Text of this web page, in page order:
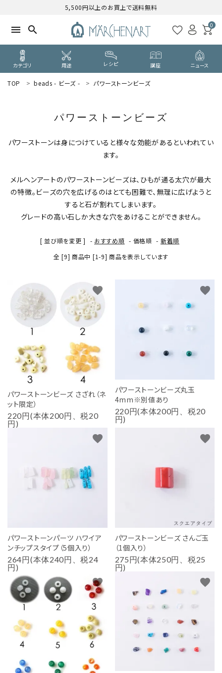
5,500円以上のお買上で送料無料
menu search 0
カテゴリ 用途 レシピ 講座 ニュース
ようこそ ゲスト 様
CATEGORY
カテゴリーから探す
PURPOSE
NEWS
お知らせ
SHOP
CONTACT
お問い合わせ
TOP beads - ビーズ - パワーストーンビーズ
パワーストーンビーズ
パワーストーンは身につけていると様々な効能があるといわれてい
ます。
メルヘンアートのパワーストーンビーズは、ひもが通る太穴が最大
の特徴。ビーズの穴を広げるのはとても困難で、無理に広げようと
すると石が割れてしまいます。
グレードの高い石しか大きな穴をあけることができません。
[ 並び順を変更 ] - おすすめ順 - 価格順 - 新着順
全 [9] 商品中 [1-9] 商品を表示しています
パワーストーンビーズ さざれ（ネ
ット限定）
220円(本体200円、税20
円)
favorite
パワーストーンビーズ丸玉
4mm※別値あり
220円(本体200円、税20
円)
favorite
パワーストーンパーツ ハワイア
ンチップスタイプ（5個入り）
264円(本体240円、税24
円)
favorite
パワーストーンビーズ さんご玉
（1個入り）
275円(本体250円、税25
円)
favorite
favorite favorite